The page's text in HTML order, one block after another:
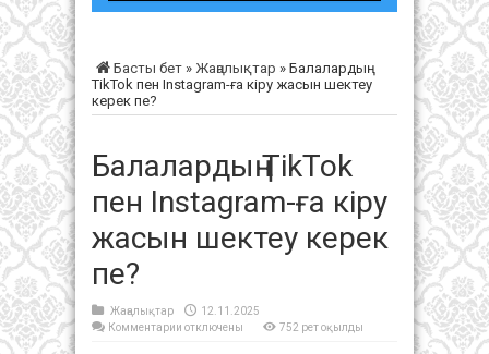
Басты бет » Жаңалықтар » Балалардың
TikTok пен Instagram-ға кіру жасын шектеу
керек пе?
Балалардың TikTok
пен Instagram-ға кіру
жасын шектеу керек
пе?
Жаңалықтар
12.11.2025
Комментарии котключены 752 рет оқылды